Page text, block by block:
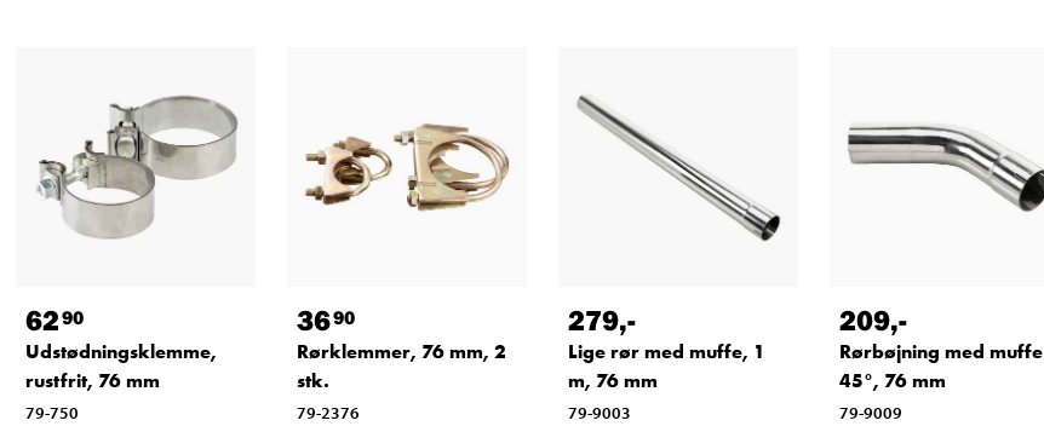
6290
Udstødningsklemme,
rustfrit, 76 mm
79-750
3690
Rørklemmer, 76 mm, 2
stk.
79-2376
279,-
Lige rør med muffe, 1
m, 76 mm
79-9003
209,-
Rørbøjning med muffe
45°, 76 mm
79-9009